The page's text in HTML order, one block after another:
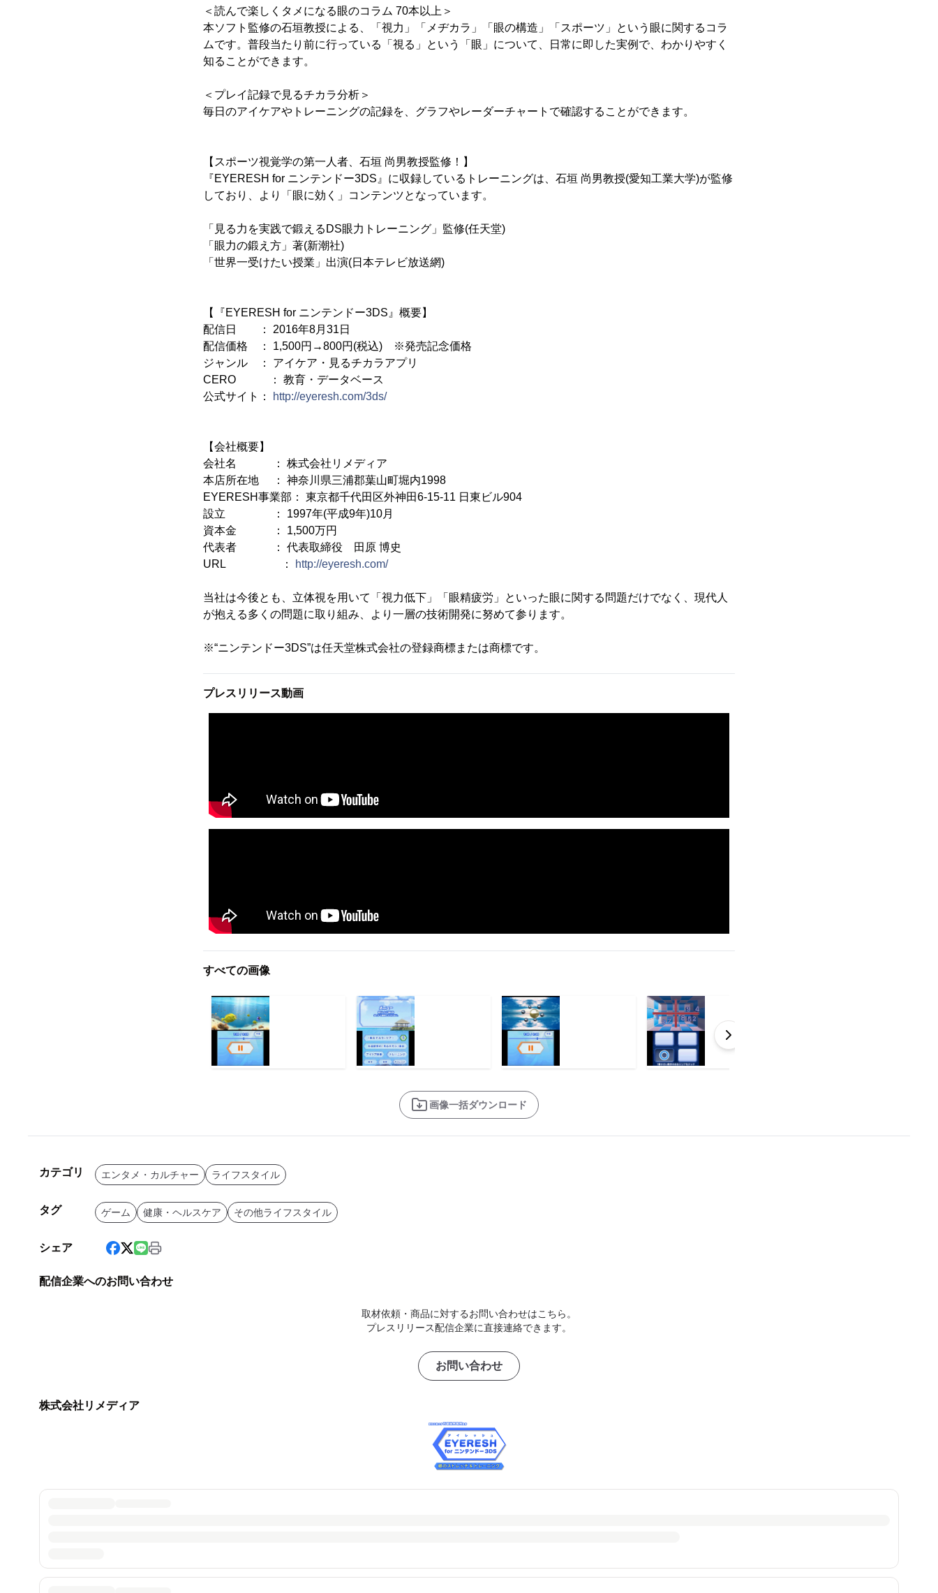
＜読んで楽しくタメになる眼のコラム 70本以上＞
本ソフト監修の石垣教授による、「視力」「メヂカラ」「眼の構造」「スポーツ」という眼に関するコラ
ムです。普段当たり前に行っている「視る」という「眼」について、日常に即した実例で、わかりやすく
知ることができます。
＜プレイ記録で見るチカラ分析＞
毎日のアイケアやトレーニングの記録を、グラフやレーダーチャートで確認することができます。
【スポーツ視覚学の第一人者、石垣 尚男教授監修！】
『EYERESH for ニンテンドー3DS』に収録しているトレーニングは、石垣 尚男教授(愛知工業大学)が監修
しており、より「眼に効く」コンテンツとなっています。
「見る力を実践で鍛えるDS眼力トレーニング」監修(任天堂)
「眼力の鍛え方」著(新潮社)
「世界一受けたい授業」出演(日本テレビ放送網)
【『EYERESH for ニンテンドー3DS』概要】
配信日 ： 2016年8月31日
配信価格 ： 1,500円→800円(税込) ※発売記念価格
ジャンル ： アイケア・見るチカラアプリ
CERO ： 教育・データベース
公式サイト：
http://eyeresh.com/3ds/
【会社概要】
会社名 ： 株式会社リメディア
本店所在地 ： 神奈川県三浦郡葉山町堀内1998
EYERESH事業部： 東京都千代田区外神田6-15-11 日東ビル904
設立 ： 1997年(平成9年)10月
資本金 ： 1,500万円
代表者 ： 代表取締役 田原 博史
URL ：
http://eyeresh.com/
当社は今後とも、立体視を用いて「視力低下」「眼精疲労」といった眼に関する問題だけでなく、現代人
が抱える多くの問題に取り組み、より一層の技術開発に努めて参ります。
※“ニンテンドー3DS”は任天堂株式会社の登録商標または商標です。
プレスリリース動画
すべての画像
画像一括ダウンロード
カテゴリ エンタメ・カルチャー ライフスタイル
タグ ゲーム 健康・ヘルスケア その他ライフスタイル
シェア
配信企業へのお問い合わせ
取材依頼・商品に対するお問い合わせはこちら。
プレスリリース配信企業に直接連絡できます。
お問い合わせ
株式会社リメディア